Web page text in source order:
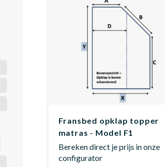
Fransbed opklap topper
matras - Model F1
Bereken direct je prijs in onze
configurator